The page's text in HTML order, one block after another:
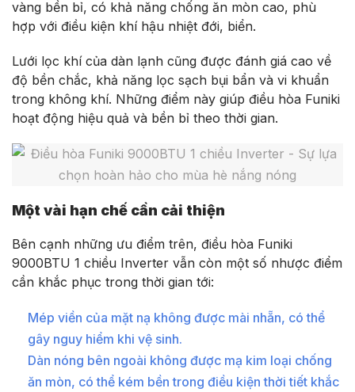
vàng bền bỉ, có khả năng chống ăn mòn cao, phù
hợp với điều kiện khí hậu nhiệt đới, biển.
Lưới lọc khí của dàn lạnh cũng được đánh giá cao về
độ bền chắc, khả năng lọc sạch bụi bẩn và vi khuẩn
trong không khí. Những điểm này giúp điều hòa Funiki
hoạt động hiệu quả và bền bỉ theo thời gian.
Một vài hạn chế cần cải thiện
Bên cạnh những ưu điểm trên, điều hòa Funiki
9000BTU 1 chiều Inverter vẫn còn một số nhược điểm
cần khắc phục trong thời gian tới:
Mép viền của mặt nạ không được mài nhẵn, có thể
gây nguy hiểm khi vệ sinh.
Dàn nóng bên ngoài không được mạ kim loại chống
ăn mòn, có thể kém bền trong điều kiện thời tiết khắc